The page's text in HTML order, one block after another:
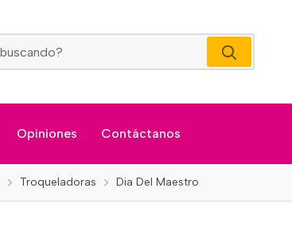
Opiniones Contáctanos
Troqueladoras Dia Del Maestro